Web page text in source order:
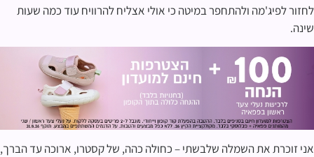
לחזור לפיג'מה ולהתחפר במיטה כי אולי אצליח להרוויח עוד כמה שעות
שינה.
אני זוכרת את השמלה שלבשתי – כחולה כהה, של קסטרו, ארוכה עד הברך,